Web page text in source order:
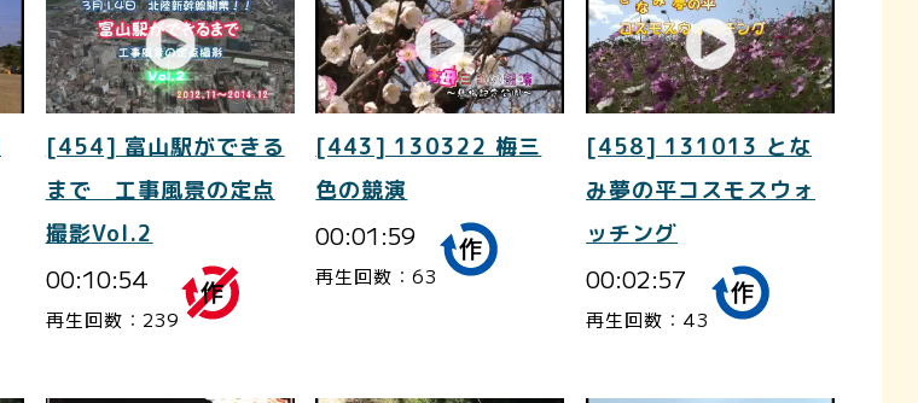
[454] 富山駅ができる
まで 工事風景の定点
撮影Vol.2
00:10:54
再生回数：239
[443] 130322 梅三
色の競演
00:01:59
再生回数：63
[458] 131013 とな
み夢の平コスモスウォ
ッチング
00:02:57
再生回数：43